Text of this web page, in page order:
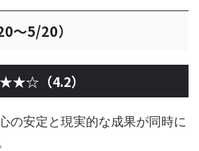
〜5/20）
（4.2）
の安定と現実的な成果が同時に